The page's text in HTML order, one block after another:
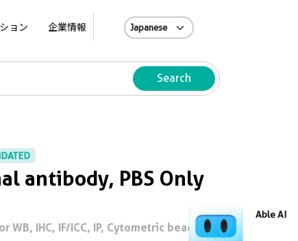
ョン 企業情報
Search
antibody, PBS Only
IHC, IF/ICC, IP, Cytometric bead
Able AI